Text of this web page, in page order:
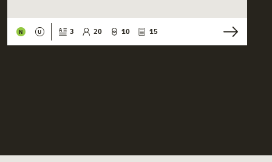
N U 3 20 10 15